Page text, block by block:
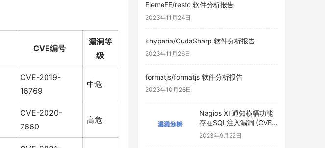
CVE编号
漏洞等
级
CVE-2019-
16769
中危
CVE-2020-
7660
高危
ElemeFE/restc 软件分析报告
2023年11月24日
khyperia/CudaSharp 软件分析报告
2023年11月26日
formatjs/formatjs 软件分析报告
2023年10月28日
Nagios XI 通知横幅功能
存在SQL注入漏洞 (CVE-
2023-40931)
2023年9月22日